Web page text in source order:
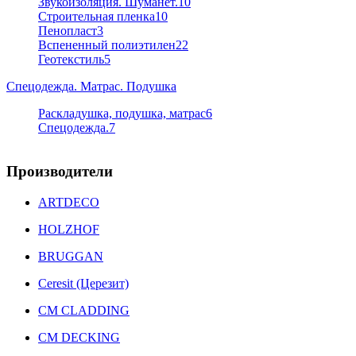
Строительная пленка10
Пенопласт3
Вспененный полиэтилен22
Геотекстиль5
Спецодежда. Матрас. Подушка
Раскладушка, подушка, матрас6
Спецодежда.7
Производители
ARTDECO
HOLZHOF
BRUGGAN
Ceresit (Церезит)
CM CLADDING
CM DECKING